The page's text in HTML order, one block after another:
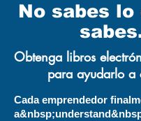
No sabes lo
Obtenga libros
para ayudarlo a
Cada emprendedor